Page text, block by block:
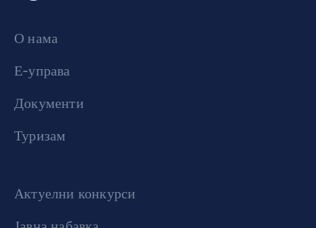
О нама
Е-управа
Документи
Туризам
Актуелни конкурси